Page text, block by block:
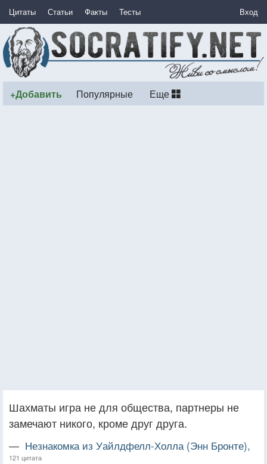
Цитаты Статьи Факты Тесты Вход
+Добавить Популярные Еще
Шахматы игра не для общества, партнеры не
замечают никого, кроме друг друга.
— Незнакомка из Уайлдфелл-Холла (Энн Бронте),
121 цитата